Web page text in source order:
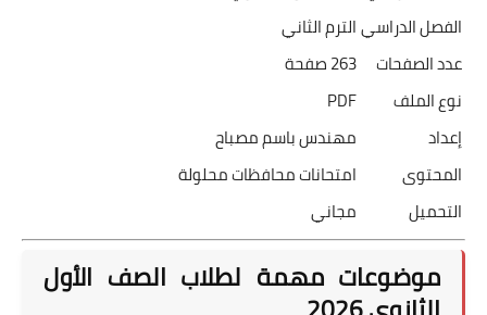
الفصل الدراسيالترم الثاني
عدد الصفحات
263 صفحة
نوع الملف
PDF
إعداد
مهندس باسم مصباح
المحتوى
امتحانات محافظات محلولة
التحميل
مجاني
موضوعات مهمة لطلاب الصف الأول